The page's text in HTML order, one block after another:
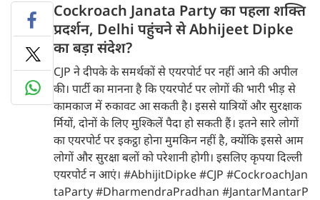
Cockroach Janata Party का पहला शक्ति
प्रदर्शन, Delhi पहुंचने से Abhijeet Dipke
का बड़ा संदेश?
CJP ने दीपके के समर्थकों से एयरपोर्ट पर नहीं आने की अपील
की। पार्टी का मानना है कि एयरपोर्ट पर लोगों की भारी भीड़ से
कामकाज में रुकावट आ सकती है। इससे यात्रियों और सुरक्षाक
र्मियों, दोनों के लिए मुश्किलें पैदा हो सकती हैं। इतने सारे लोगों
का एयरपोर्ट पर इकट्ठा होना मुमकिन नहीं है, क्योंकि इससे आम
लोगों और सुरक्षा बलों को परेशानी होगी। इसलिए कृपया दिल्ली
एयरपोर्ट न आएं। #AbhijitDipke #CJP #CockroachJan
taParty #DharmendraPradhan #JantarMantarP